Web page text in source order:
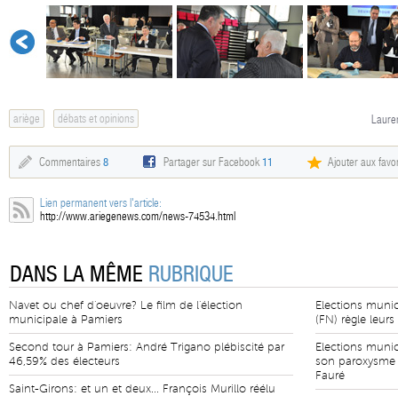
ariège débats et opinions
Commentaires 8 Partager sur Facebook11 Ajouter aux
Lien permanent vers l'article:
http://www.ariegenews.com/news-74534.html
DANS LA MÊME RUBRIQUE
Navet ou chef d'oeuvre? Le film de l'élection
municipale à Pamiers
Second tour à Pamiers: André Trigano plébiscité par
46,59% des électeurs
Saint-Girons: et un et deux... François Murillo réélu
Elections
(FN) règle
Elections
son
Fauré